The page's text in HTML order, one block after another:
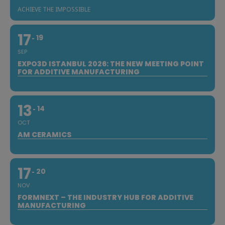
ACHIEVE THE IMPOSSIBLE
17
SEP
19
EXPO3D ISTANBUL 2026: THE NEW MEETING POINT
FOR ADDITIVE MANUFACTURING
13
OCT
14
AM CERAMICS
17
NOV
20
FORMNEXT – THE INDUSTRY HUB FOR ADDITIVE
MANUFACTURING